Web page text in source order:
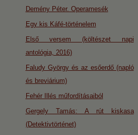
Demény Péter. Operamesék
Egy kis Káfé-történelem
Első versem (költészet napi
antológia, 2016)
Faludy György és az esőerdő (napló
és breviárium)
Fehér Illés műfordításaiból
Gergely Tamás: A rút kiskasa
(Detektivtörténet)